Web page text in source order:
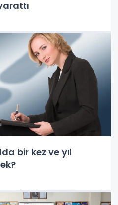
bir kez ve yıl